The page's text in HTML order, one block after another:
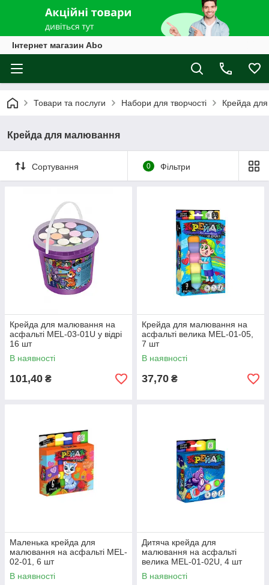
Інтернет магазин Abo
Товари та послуги Набори для творчості Крейда
Крейда для малювання
Сортування 0 Фільтри
Крейда для малювання на
асфальті MEL-03-01U у відрі
16 шт
В наявності
101,40 ₴
Крейда для малювання на
асфальті велика MEL-01-05,
7 шт
В наявності
37,70 ₴
Маленька крейда для
малювання на асфальті MEL-
02-01, 6 шт
В наявності
Дитяча крейда для
малювання на асфальті
велика MEL-01-02U, 4 шт
В наявності